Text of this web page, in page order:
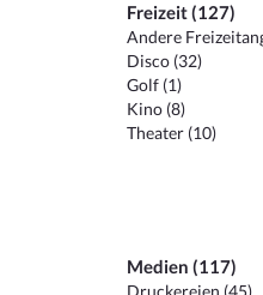
Freizeit (127)
Andere
Disco (32)
Golf (1)
Kino (8)
Theater (10)
Medien (117)
Druckereien (45)